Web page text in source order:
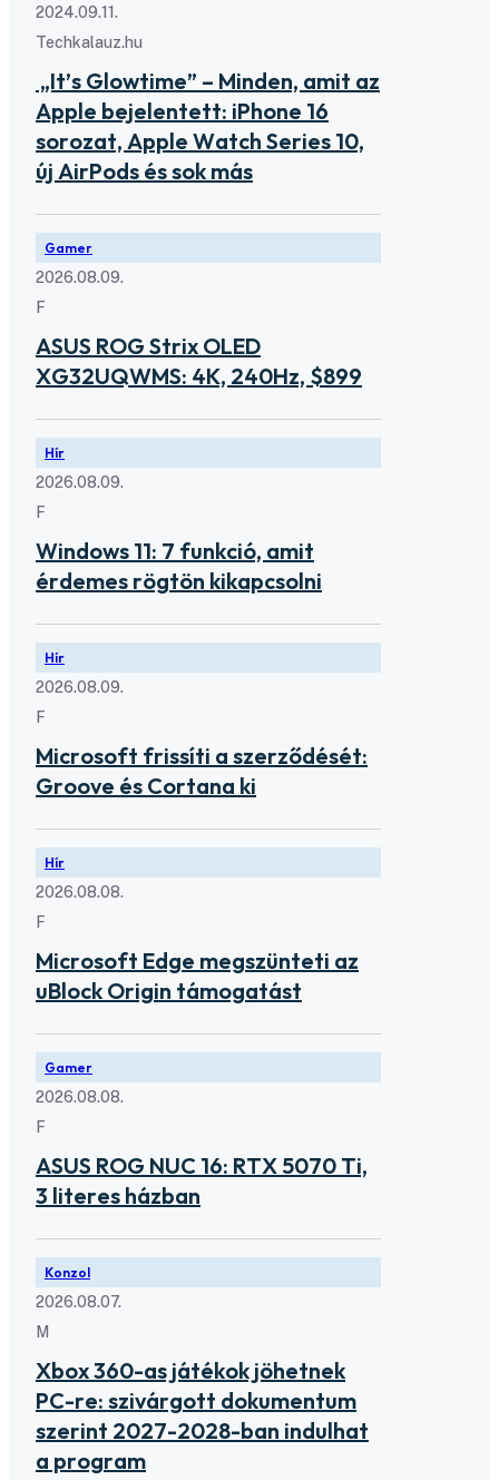
2024.09.11.
Techkalauz.hu
„It’s Glowtime” – Minden, amit az
Apple bejelentett: iPhone 16
sorozat, Apple Watch Series 10,
új AirPods és sok más
Gamer
2026.08.09.
F
ASUS ROG Strix OLED
XG32UQWMS: 4K, 240Hz, $899
Hír
2026.08.09.
F
Windows 11: 7 funkció, amit
érdemes rögtön kikapcsolni
Hír
2026.08.09.
F
Microsoft frissíti a szerződését:
Groove és Cortana ki
Hír
2026.08.08.
F
Microsoft Edge megszünteti az
uBlock Origin támogatást
Gamer
2026.08.08.
F
ASUS ROG NUC 16: RTX 5070 Ti,
3 literes házban
Konzol
2026.08.07.
M
Xbox 360-as játékok jöhetnek
PC-re: szivárgott dokumentum
szerint 2027-2028-ban indulhat
a program